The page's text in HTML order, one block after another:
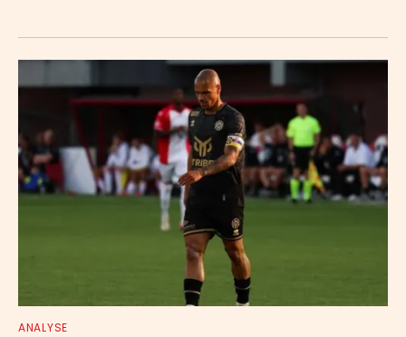
ANALYSE